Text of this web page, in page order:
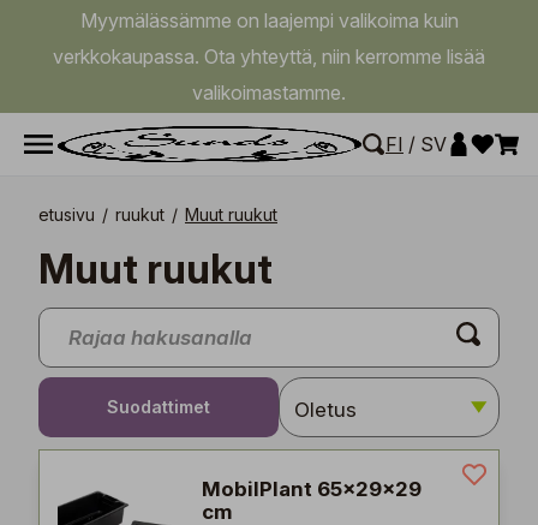
Myymälässämme on laajempi valikoima kuin
verkkokaupassa. Ota yhteyttä, niin kerromme lisää
valikoimastamme.
FI / SV
etusivu / ruukut / Muut ruukut
Muut ruukut
Suodattimet
MobilPlant 65x29x29
cm